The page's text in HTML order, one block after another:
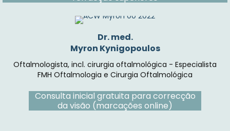
Dr. med.
Myron Kynigopoulos
Oftalmologista, incl. cirurgia oftalmológica - Especialista
FMH Oftalmologia e Cirurgia Oftalmológica
Consulta inicial gratuita para correcção
da visão (marcações online)